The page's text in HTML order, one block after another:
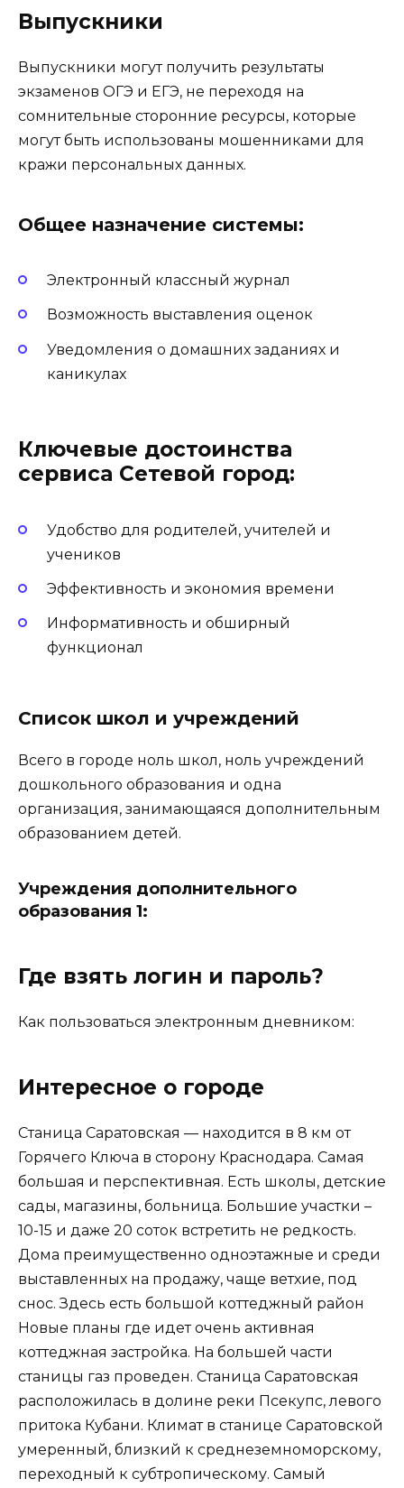
Выпускники
Выпускники могут получить результаты
экзаменов ОГЭ и ЕГЭ, не переходя на
сомнительные сторонние ресурсы, которые
могут быть использованы мошенниками для
кражи персональных данных.
Общее назначение системы:
Электронный классный журнал
Возможность выставления оценок
Уведомления о домашних заданиях и
каникулах
Ключевые достоинства
сервиса Сетевой город:
Удобство для родителей, учителей и
учеников
Эффективность и экономия времени
Информативность и обширный
функционал
Список школ и учреждений
Всего в городе ноль школ, ноль учреждений
дошкольного образования и одна
организация, занимающаяся дополнительным
образованием детей.
Учреждения дополнительного
образования 1:
Где взять логин и пароль?
Как пользоваться электронным дневником:
Интересное о городе
Станица Саратовская — находится в 8 км от
Горячего Ключа в сторону Краснодара. Самая
большая и перспективная. Есть школы, детские
сады, магазины, больница. Большие участки –
10-15 и даже 20 соток встретить не редкость.
Дома преимущественно одноэтажные и среди
выставленных на продажу, чаще ветхие, под
снос. Здесь есть большой коттеджный район
Новые планы где идет очень активная
коттеджная застройка. На большей части
станицы газ проведен. Станица Саратовская
расположилась в долине реки Псекупс, левого
притока Кубани. Климат в станице Саратовской
умеренный, близкий к среднеземноморскому,
переходный к субтропическому. Самый